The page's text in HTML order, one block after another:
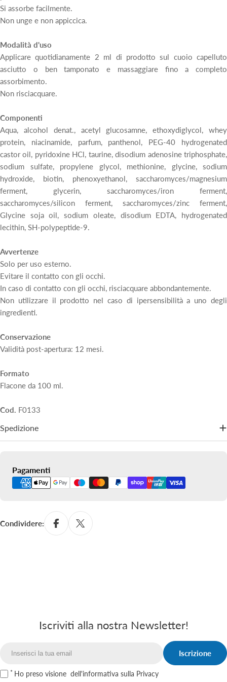
Si assorbe facilmente.
Non unge e non appiccica.
Modalità d'uso
Applicare quotidianamente 2 ml di prodotto sul cuoio capelluto
asciutto o ben tamponato e massaggiare fino a completo
assorbimento.
Non risciacquare.
Componenti
Aqua, alcohol denat., acetyl glucosamne, ethoxydiglycol, whey
protein, niacinamide, parfum, panthenol, PEG-40 hydrogenated
castor oil, pyridoxine HCl, taurine, disodium adenosine triphosphate,
sodium sulfate, propylene glycol, methionine, glycine, sodium
hydroxide, biotin, phenoxyethanol, saccharomyces/magnesium
ferment, glycerin, saccharomyces/iron ferment,
saccharomyces/silicon ferment, saccharomyces/zinc ferment,
Glycine soja oil, sodium oleate, disodium EDTA, hydrogenated
lecithin, SH-polypeptide-9.
Avvertenze
Solo per uso esterno.
Evitare il contatto con gli occhi.
In caso di contatto con gli occhi, risciacquare abbondantemente.
Non utilizzare il prodotto nel caso di ipersensibilità a uno degli
ingredienti.
Conservazione
Validità post-apertura: 12 mesi.
Formato
Flacone da 100 ml.
Cod. F0133
Spedizione
Pagamenti
Metodi
Condividere:
Iscriviti alla nostra Newsletter!
Iscrizione
Ho preso visione dell'informativa sulla Privacy